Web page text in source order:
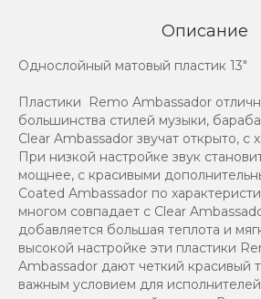
Описание
Однослойный матовый пластик 13"
Пластики Remo Ambassador
большинства стилей музыки,
Clear Ambassador звучат открыто,
При низкой настройке звук
мощнее, с красивыми
Coated Ambassador по
многом совпадает с Clear
добавляется большая теплота и
высокой настройке эти пластики
Ambassador дают четкий красивый
важным условием для